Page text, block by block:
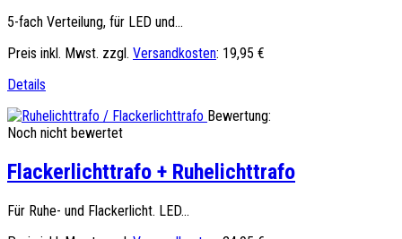
5-fach Verteilung, für LED und...
Preis inkl. Mwst. zzgl. Versandkosten: 19,95 €
Details
Bewertung:
Noch nicht bewertet
Flackerlichttrafo + Ruhelichttrafo
Für Ruhe- und Flackerlicht. LED...